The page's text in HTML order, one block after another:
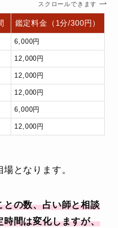
スクロールできます
鑑定料金（1分/300円）
6,000円
12,000円
12,000円
12,000円
6,000円
12,000円
となります。
との数、占い師と相談
時間は変化しますが、